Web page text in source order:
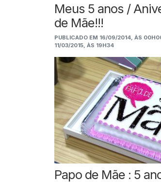
Meus 5 anos /
de Mãe!!!
PUBLICADO EM 16/09/2014, ÀS
11/03/2015, ÀS 19H34
Papo de Mãe : 5